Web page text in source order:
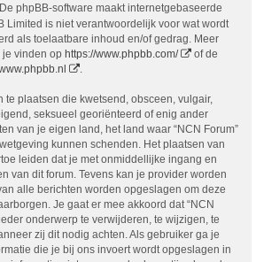
phpBB-software maakt internetgebaseerde
Limited is niet verantwoordelijk voor wat wordt
als toelaatbare inhoud en/of gedrag. Meer
vinden op https://www.phpbb.com/
of de
.
te plaatsen die kwetsend, obsceen, vulgair,
seksueel georiënteerd of enig ander
van je eigen land, het land waar “NCN Forum”
kunnen schenden. Het plaatsen van
leiden dat je met onmiddellijke ingang en
van dit forum. Tevens kan je provider worden
alle berichten worden opgeslagen om deze
Je gaat er mee akkoord dat “NCN
onderwerp te verwijderen, te wijzigen, te
zij dit nodig achten. Als gebruiker ga je
die je bij ons invoert wordt opgeslagen in